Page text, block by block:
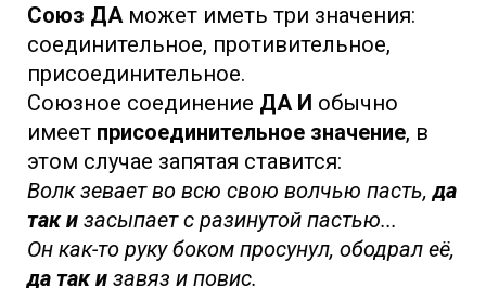
Союз ДА может иметь три значения:
соединительное, противительное,
присоединительное.
Союзное соединение ДА И обычно
имеет присоединительное значение, в
этом случае запятая ставится:
Волк зевает во всю свою волчью пасть,да
так и засыпает с разинутой пастью...
Он как-то руку боком просунул, ободрал её,
да так и завяз и повис.